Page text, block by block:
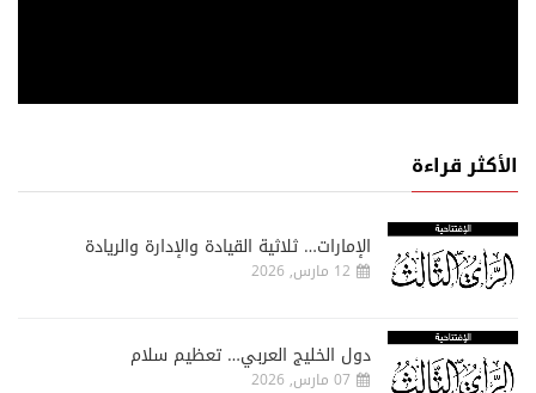
الأكثر قراءة
الإمارات… ثلاثية القيادة والإدارة والريادة
12 مارس, 2026
دول الخليج العربي… تعظيم سلام
07 مارس, 2026